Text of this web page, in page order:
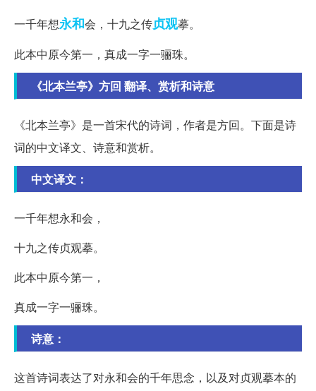
一千年想永和会，十九之传贞观摹。
此本中原今第一，真成一字一骊珠。
《北本兰亭》方回 翻译、赏析和诗意
《北本兰亭》是一首宋代的诗词，作者是方回。下面是诗
词的中文译文、诗意和赏析。
中文译文：
一千年想永和会，
十九之传贞观摹。
此本中原今第一，
真成一字一骊珠。
诗意：
这首诗词表达了对永和会的千年思念，以及对贞观摹本的